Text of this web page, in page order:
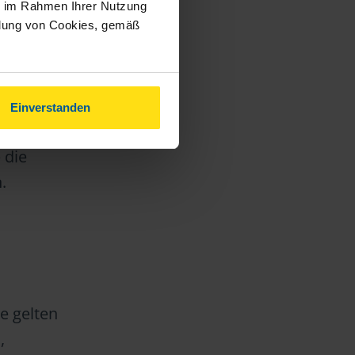
Rahmen Ihrer Nutzung
von Cookies, gemäß
Einverstanden
Jahr
also
die
gelten